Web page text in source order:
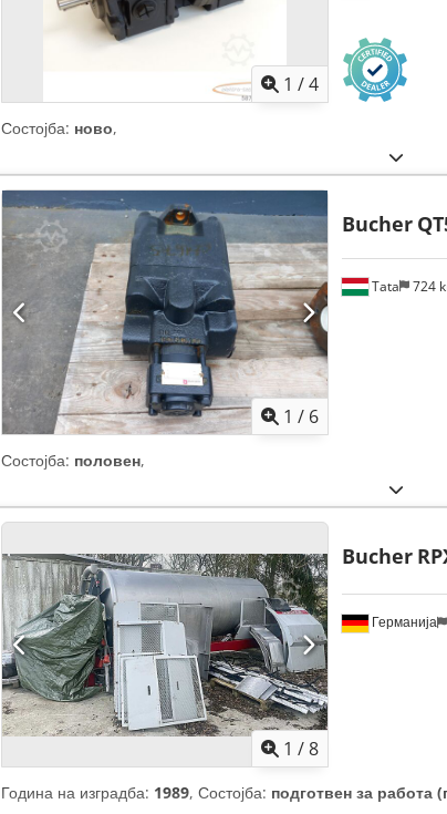
1 /4
Состојба: ново,
1 / 6
Tata 724
Bucher
Состојба: половен,
1 /8
Германија
Bucher
Година на изградба: 1989, Состојба: подготвен за работа